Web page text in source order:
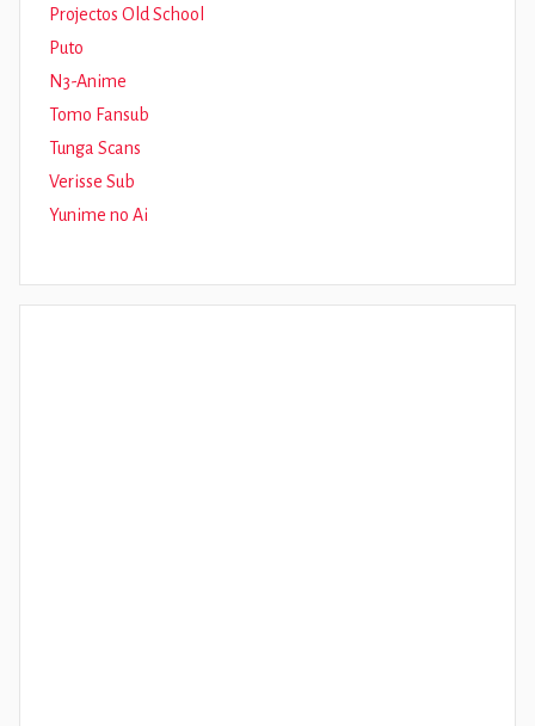
Projectos Old School
Puto
N3-Anime
Tomo Fansub
Tunga Scans
Verisse Sub
Yunime no Ai